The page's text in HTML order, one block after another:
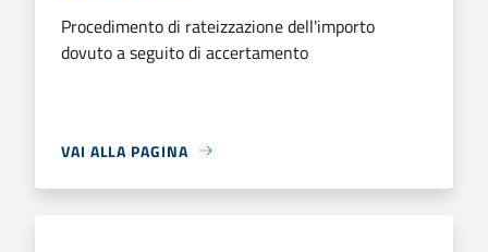
Procedimento di rateizzazione dell'importo
dovuto a seguito di accertamento
VAI ALLA PAGINA